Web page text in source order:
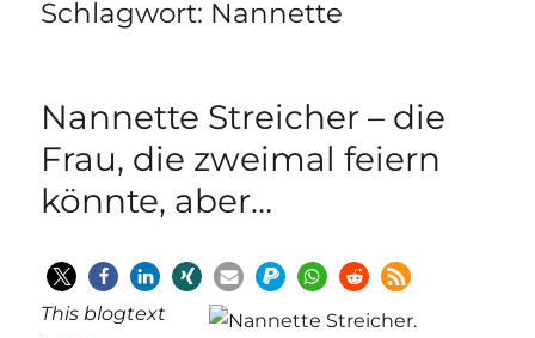
Schlagwort: Nannette
Nannette Streicher – die
Frau, die zweimal feiern
könnte, aber…
This blogtext